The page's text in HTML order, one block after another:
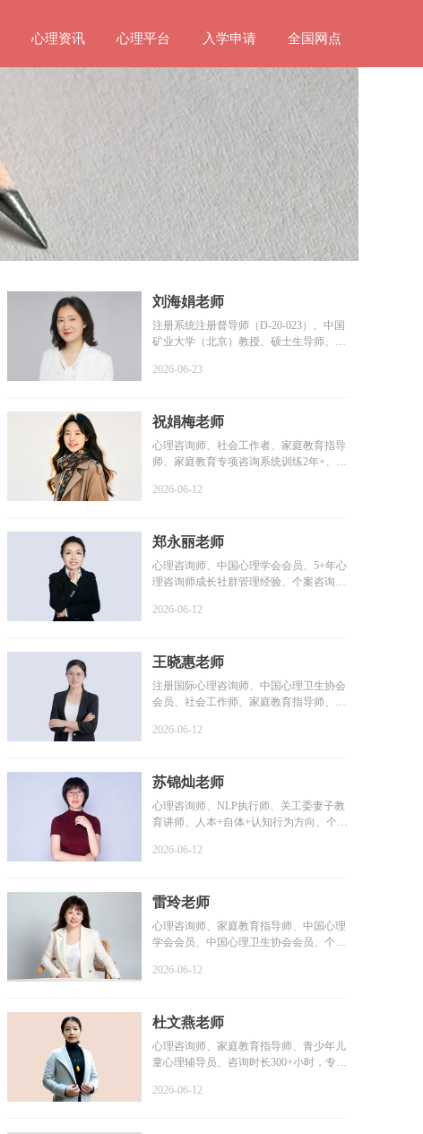
心理资讯 心理平台 入学申请 全国网点
刘海娟老师
注册系统注册督导师（D-20-023）、中国
矿业大学（北京）教授、硕士生导师、教
2026-06-23
祝娟梅老师
心理咨询师、社会工作者、家庭教育指导
师、家庭教育专项咨询系统训练2年+、个
2026-06-12
郑永丽老师
心理咨询师、中国心理学会会员、5+年心
理咨询师成长社群管理经验、个案咨询时
2026-06-12
王晓惠老师
注册国际心理咨询师、中国心理卫生协会
会员、社会工作师、家庭教育指导师、咨
2026-06-12
苏锦灿老师
心理咨询师、NLP执行师、关工委妻子教
育讲师、人本+自体+认知行为方向、个案
2026-06-12
雷玲老师
心理咨询师、家庭教育指导师、中国心理
学会会员、中国心理卫生协会会员、个案
2026-06-12
杜文燕老师
心理咨询师、家庭教育指导师、青少年儿
童心理辅导员、咨询时长300+小时，专业
2026-06-12